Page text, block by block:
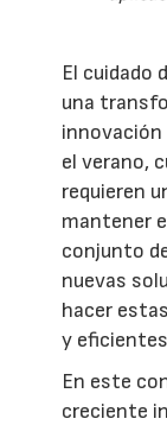
El cuidado
una
innovación
el verano,
requieren
mantener
conjunto
nuevas
hacer
y
En este
creciente